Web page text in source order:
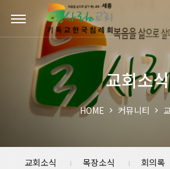
교회소식
HOME 커뮤니티
교회소식 목장소식 회의록